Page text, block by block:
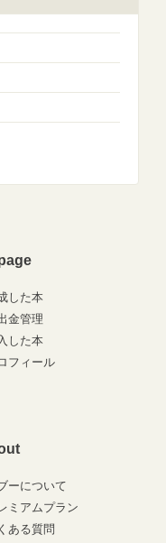
した本
金管理
した本
フィール
ーについて
ミアムプラン
ある質問